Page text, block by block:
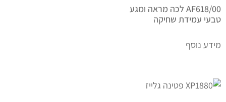
AF618/00 לכה מראה ומגע
טבעי עמידת שחיקה
מידע נוסף